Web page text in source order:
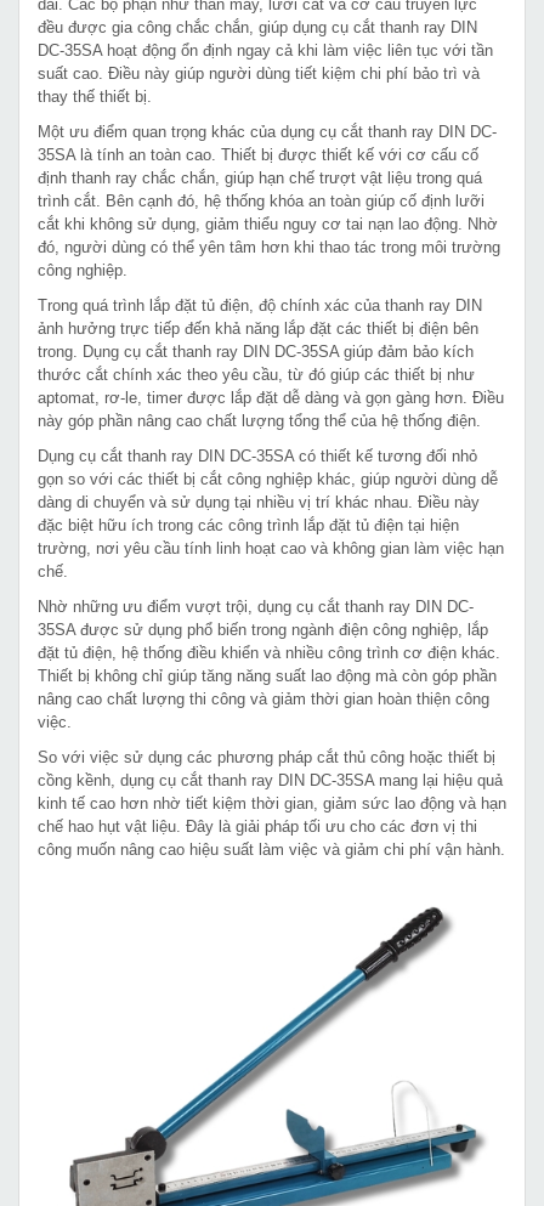
dài. Các bộ phận như thân máy, lưỡi cắt và cơ cấu truyền lực
đều được gia công chắc chắn, giúp dụng cụ cắt thanh ray DIN
DC-35SA hoạt động ổn định ngay cả khi làm việc liên tục với tần
suất cao. Điều này giúp người dùng tiết kiệm chi phí bảo trì và
thay thế thiết bị.
Một ưu điểm quan trọng khác của dụng cụ cắt thanh ray DIN DC-
35SA là tính an toàn cao. Thiết bị được thiết kế với cơ cấu cố
định thanh ray chắc chắn, giúp hạn chế trượt vật liệu trong quá
trình cắt. Bên cạnh đó, hệ thống khóa an toàn giúp cố định lưỡi
cắt khi không sử dụng, giảm thiểu nguy cơ tai nạn lao động. Nhờ
đó, người dùng có thể yên tâm hơn khi thao tác trong môi trường
công nghiệp.
Trong quá trình lắp đặt tủ điện, độ chính xác của thanh ray DIN
ảnh hưởng trực tiếp đến khả năng lắp đặt các thiết bị điện bên
trong. Dụng cụ cắt thanh ray DIN DC-35SA giúp đảm bảo kích
thước cắt chính xác theo yêu cầu, từ đó giúp các thiết bị như
aptomat, rơ-le, timer được lắp đặt dễ dàng và gọn gàng hơn. Điều
này góp phần nâng cao chất lượng tổng thể của hệ thống điện.
Dụng cụ cắt thanh ray DIN DC-35SA có thiết kế tương đối nhỏ
gọn so với các thiết bị cắt công nghiệp khác, giúp người dùng dễ
dàng di chuyển và sử dụng tại nhiều vị trí khác nhau. Điều này
đặc biệt hữu ích trong các công trình lắp đặt tủ điện tại hiện
trường, nơi yêu cầu tính linh hoạt cao và không gian làm việc hạn
chế.
Nhờ những ưu điểm vượt trội, dụng cụ cắt thanh ray DIN DC-
35SA được sử dụng phổ biến trong ngành điện công nghiệp, lắp
đặt tủ điện, hệ thống điều khiển và nhiều công trình cơ điện khác.
Thiết bị không chỉ giúp tăng năng suất lao động mà còn góp phần
nâng cao chất lượng thi công và giảm thời gian hoàn thiện công
việc.
So với việc sử dụng các phương pháp cắt thủ công hoặc thiết bị
cồng kềnh, dụng cụ cắt thanh ray DIN DC-35SA mang lại hiệu quả
kinh tế cao hơn nhờ tiết kiệm thời gian, giảm sức lao động và hạn
chế hao hụt vật liệu. Đây là giải pháp tối ưu cho các đơn vị thi
công muốn nâng cao hiệu suất làm việc và giảm chi phí vận hành.